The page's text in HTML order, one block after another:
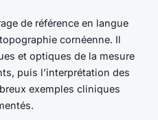
de référence en langue
cornéenne. Il
et optiques de la mesure
puis l’interprétation des
exemples cliniques